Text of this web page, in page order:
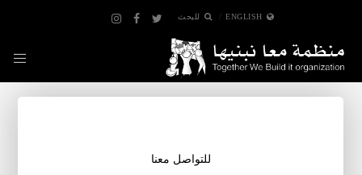
ENGLISH للبحث
للتواصل معنا